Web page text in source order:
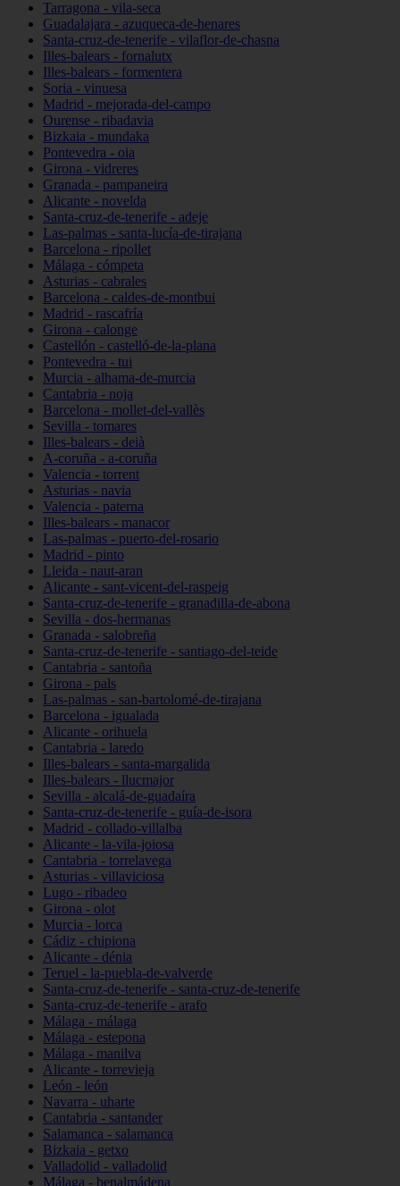
Tarragona - vila-seca
Guadalajara - azuqueca-de-henares
Santa-cruz-de-tenerife - vilaflor-de-chasna
Illes-balears - fornalutx
Illes-balears - formentera
Soria - vinuesa
Madrid - mejorada-del-campo
Ourense - ribadavia
Bizkaia - mundaka
Pontevedra - oia
Girona - vidreres
Granada - pampaneira
Alicante - novelda
Santa-cruz-de-tenerife - adeje
Las-palmas - santa-lucía-de-tirajana
Barcelona - ripollet
Málaga - cómpeta
Asturias - cabrales
Barcelona - caldes-de-montbui
Madrid - rascafría
Girona - calonge
Castellón - castelló-de-la-plana
Pontevedra - tui
Murcia - alhama-de-murcia
Cantabria - noja
Barcelona - mollet-del-vallès
Sevilla - tomares
Illes-balears - deià
A-coruña - a-coruña
Valencia - torrent
Asturias - navia
Valencia - paterna
Illes-balears - manacor
Las-palmas - puerto-del-rosario
Madrid - pinto
Lleida - naut-aran
Alicante - sant-vicent-del-raspeig
Santa-cruz-de-tenerife - granadilla-de-abona
Sevilla - dos-hermanas
Granada - salobreña
Santa-cruz-de-tenerife - santiago-del-teide
Cantabria - santoña
Girona - pals
Las-palmas - san-bartolomé-de-tirajana
Barcelona - igualada
Alicante - orihuela
Cantabria - laredo
Illes-balears - santa-margalida
Illes-balears - llucmajor
Sevilla - alcalá-de-guadaíra
Santa-cruz-de-tenerife - guía-de-isora
Madrid - collado-villalba
Alicante - la-vila-joiosa
Cantabria - torrelavega
Asturias - villaviciosa
Lugo - ribadeo
Girona - olot
Murcia - lorca
Cádiz - chipiona
Alicante - dénia
Teruel - la-puebla-de-valverde
Santa-cruz-de-tenerife - santa-cruz-de-tenerife
Santa-cruz-de-tenerife - arafo
Málaga - málaga
Málaga - estepona
Málaga - manilva
Alicante - torrevieja
León - león
Navarra - uharte
Cantabria - santander
Salamanca - salamanca
Bizkaia - getxo
Valladolid - valladolid
Málaga - benalmádena